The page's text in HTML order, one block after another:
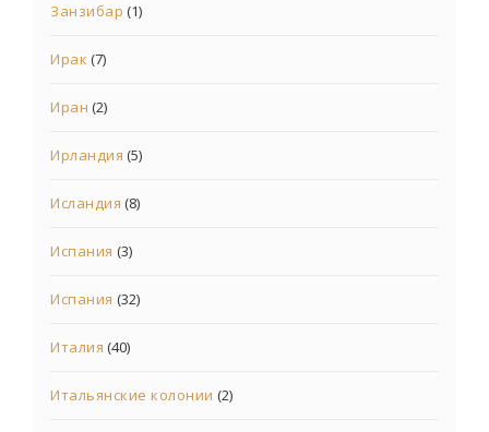
Занзибар (1)
Ирак (7)
Иран (2)
Ирландия (5)
Исландия (8)
Испания (3)
Испания (32)
Италия (40)
Итальянские колонии (2)